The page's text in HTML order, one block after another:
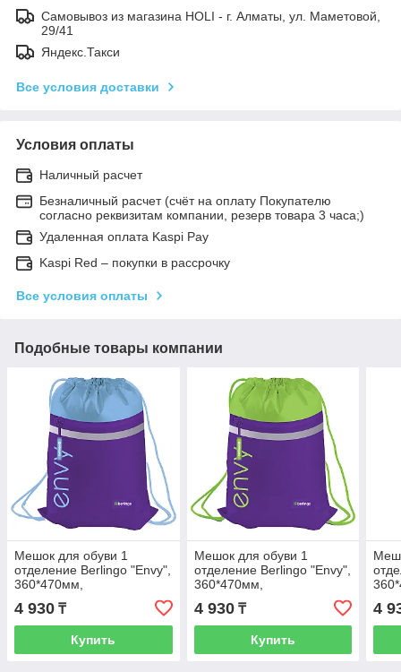
Самовывоз из магазина HOLI - г. Алматы, ул. Маметовой,
29/41
Яндекс.Такси
Все условия доставки
Условия оплаты
Наличный расчет
Безналичный расчет (счёт на оплату Покупателю
согласно реквизитам компании, резерв товара 3 часа;)
Удаленная оплата Kaspi Pay
Kaspi Red – покупки в рассрочку
Все условия оплаты
Подобные товары компании
Мешок для обуви 1
отделение Berlingo "Envy",
360*470мм,
светоотражающая лента,
карман на молнии, гол
4 930 ₸
Купить
Мешок для обуви 1
отделение Berlingo "Envy",
360*470мм,
светоотражающая лента,
карман на молнии, зел
4 930₸
Купить
4